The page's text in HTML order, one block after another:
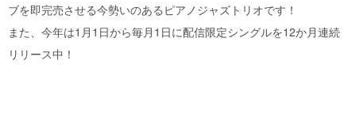
ブを即完売させる今勢いのあるピアノジャズトリオです！
また、今年は1月1日から毎月1日に配信限定シングルを12か月連続
リリース中！